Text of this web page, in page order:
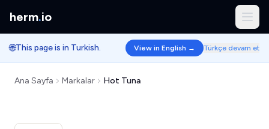
herm.io
🌐This page is in Turkish. View in English → Türkçe devam et
Ana Sayfa Markalar Hot Tuna